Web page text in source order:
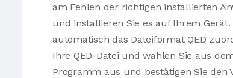
am Fehlen der richtigen installierten
und installieren Sie es auf Ihrem
automatisch das Dateiformat QED
Ihre QED-Datei und wählen Sie aus
Programm aus und bestätigen Sie den